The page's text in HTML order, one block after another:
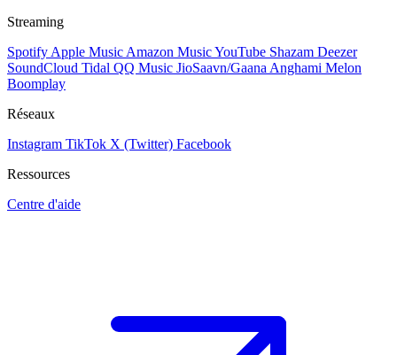
Streaming
Spotify Apple Music Amazon MusicYouTube Shazam Deezer
SoundCloud Tidal QQ Music JioSaavn/Gaana Anghami Melon
Boomplay
Réseaux
Instagram TikTok X (Twitter) Facebook
Ressources
Centre d'aide